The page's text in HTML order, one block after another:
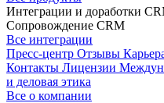
Интеграции и доработки
Сопровождение CRM
Все интеграции
Пресс-центр Отзывы
Контакты Лицензии
и деловая этика
Все о компании